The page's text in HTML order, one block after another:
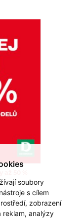
soubory
s cílem
zobrazení
reklam, analýzy